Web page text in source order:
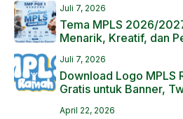
Juli 7, 2026
Tema MPLS 2026/
Menarik, Kreatif, dan
Juli 7, 2026
Download Logo MPLS
Gratis untuk Banner,
April 22, 2026